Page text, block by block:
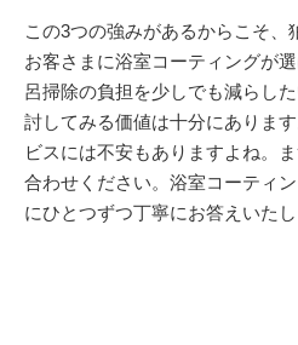
この3つの強みがあるからこそ、
お客さまに浴室コーティングが
呂掃除の負担を少しでも減らし
討してみる価値は十分にありま
ビスには不安もありますよね。
合わせください。浴室コーティ
にひとつずつ丁寧にお答えいたし